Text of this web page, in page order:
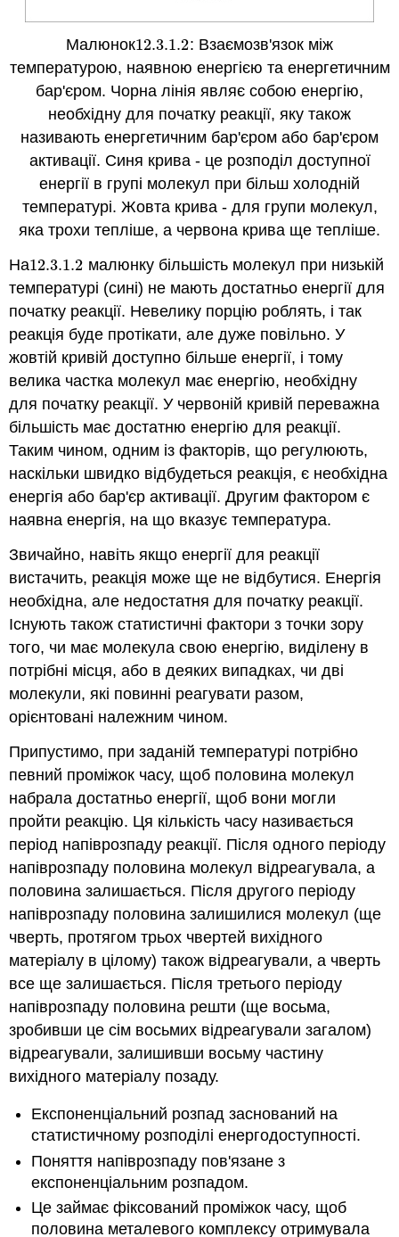
Малюнок12.3.1.2
12.3.1.2: Взаємозв'язок між
температурою, наявною енергією та енергетичним
бар'єром. Чорна лінія являє собою енергію,
необхідну для початку реакції, яку також
називають енергетичним бар'єром або бар'єром
активації. Синя крива - це розподіл доступної
енергії в групі молекул при більш холодній
температурі. Жовта крива - для групи молекул,
яка трохи тепліше, а червона крива ще тепліше.
На12.3.1.2
12.3.1.2 малюнку більшість молекул при низькій
температурі (сині) не мають достатньо енергії для
початку реакції. Невелику порцію роблять, і так
реакція буде протікати, але дуже повільно. У
жовтій кривій доступно більше енергії, і тому
велика частка молекул має енергію, необхідну
для початку реакції. У червоній кривій переважна
більшість має достатню енергію для реакції.
Таким чином, одним із факторів, що регулюють,
наскільки швидко відбудеться реакція, є необхідна
енергія або бар'єр активації. Другим фактором є
наявна енергія, на що вказує температура.
Звичайно, навіть якщо енергії для реакції
вистачить, реакція може ще не відбутися. Енергія
необхідна, але недостатня для початку реакції.
Існують також статистичні фактори з точки зору
того, чи має молекула свою енергію, виділену в
потрібні місця, або в деяких випадках, чи дві
молекули, які повинні реагувати разом,
орієнтовані належним чином.
Припустимо, при заданій температурі потрібно
певний проміжок часу, щоб половина молекул
набрала достатньо енергії, щоб вони могли
пройти реакцію. Ця кількість часу називається
період напіврозпаду реакції. Після одного періоду
напіврозпаду половина молекул відреагувала, а
половина залишається. Після другого періоду
напіврозпаду половина залишилися молекул (ще
чверть, протягом трьох чвертей вихідного
матеріалу в цілому) також відреагували, а чверть
все ще залишається. Після третього періоду
напіврозпаду половина решти (ще восьма,
зробивши це сім восьмих відреагували загалом)
відреагували, залишивши восьму частину
вихідного матеріалу позаду.
Експоненціальний розпад заснований на
статистичному розподілі енергодоступності.
Поняття напіврозпаду пов'язане з
експоненціальним розпадом.
Це займає фіксований проміжок часу, щоб
половина металевого комплексу отримувала